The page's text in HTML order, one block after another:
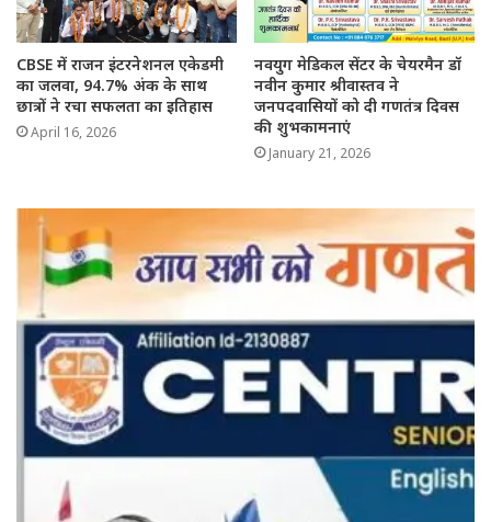
CBSE में राजन इंटरनेशनल एकेडमी
का जलवा, 94.7% अंक के साथ
छात्रों ने रचा सफलता का इतिहास
April 16, 2026
नवयुग मेडिकल सेंटर के चेयरमैन डॉ
नवीन कुमार श्रीवास्तव ने
जनपदवासियों को दी गणतंत्र दिवस
की शुभकामनाएं
January 21, 2026